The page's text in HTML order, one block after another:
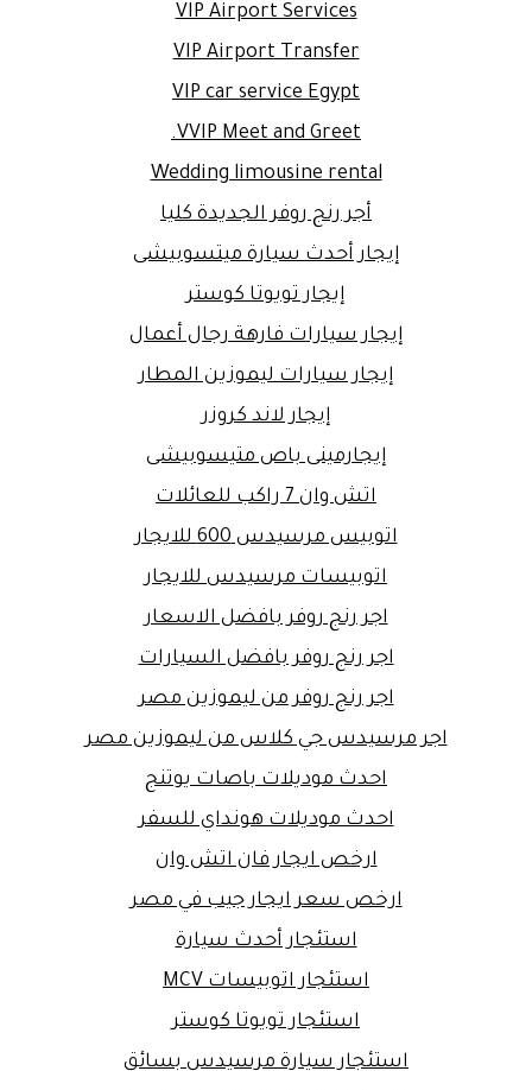
VIP Airport Services
VIP Airport Transfer
VIP car service Egypt
VVIP Meet and Greet.
Wedding limousine rental
أجر رنج روفر الجديدة كليا
إيجار أحدث سيارة ميتسوبيشى
إيجار تويوتا كوستر
إيجار سيارات فارهة رجال أعمال
إيجار سيارات ليموزين المطار
إيجار لاند كروزر
إيجارمينى باص متيسوبيشى
اتش وان 7 راكب للعائلات
اتوبيس مرسيدس 600 للايجار
اتوبيسات مرسيدس للايجار
اجر رنج روفر بافضل الاسعار
اجر رنج روفر بافضل السيارات
اجر رنج روفر من ليموزين مصر
اجر مرسيدس جي كلاس من ليموزين مصر
احدث موديلات باصات يوتنج
احدث موديلات هونداي للسفر
ارخص ايجار فان اتش وان
ارخص سعر ايجار جيب في مصر
استئجار أحدث سيارة
استئجار اتوبيسات MCV
استئجار تويوتا كوستر
استئجار سيارة مرسيدس بسائق